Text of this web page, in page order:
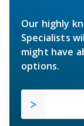
Our highly
Specialists
might have
options.